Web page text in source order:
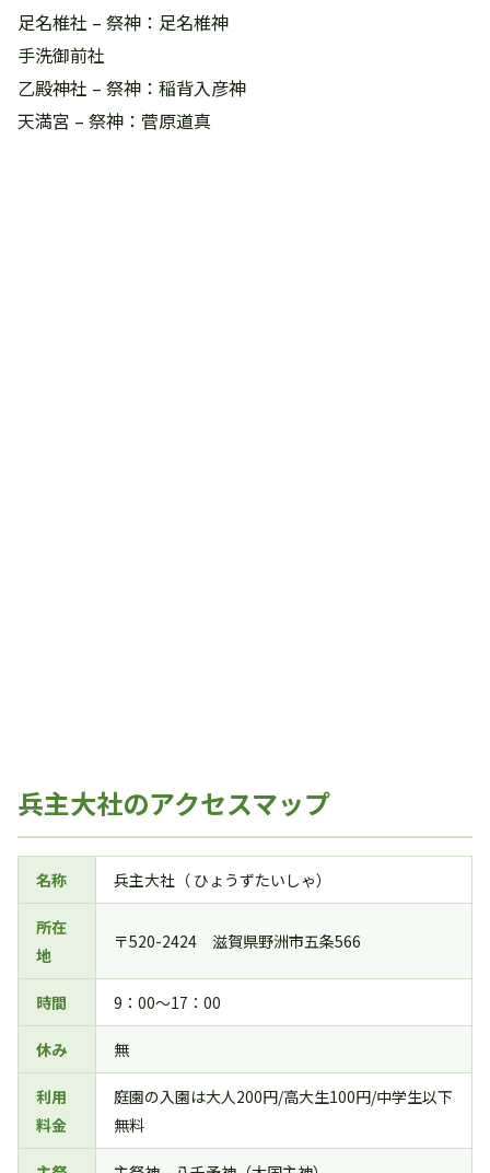
足名椎社 – 祭神：足名椎神
手洗御前社
乙殿神社 – 祭神：稲背入彦神
天満宮 – 祭神：菅原道真
兵主大社のアクセスマップ
名称 兵主大社（ ひょうずたいしゃ）
所在
地
〒520-2424 滋賀県野洲市五条566
時間 9：00～17：00
休み 無
利用
料金
庭園の入園は大人200円/高大生100円/中学生以下
無料